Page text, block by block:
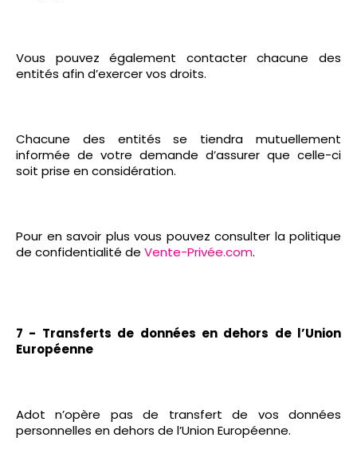
Vous pouvez également contacter chacune des
entités afin d’exercer vos droits.
Chacune des entités se tiendra mutuellement
informée de votre demande d’assurer que celle-ci
soit prise en considération.
Pour en savoir plus vous pouvez consulter la politique
de confidentialité de Vente-Privée.com.
7 - Transferts de données en dehors de l’Union
Européenne
Adot n’opère pas de transfert de vos données
personnelles en dehors de l’Union Européenne.